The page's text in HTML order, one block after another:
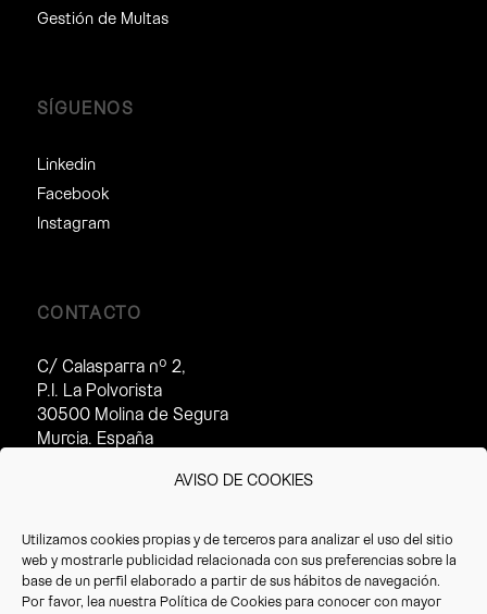
AVISO DE COOKIES
Utilizamos cookies propias y de terceros para analizar el uso del sitio
web y mostrarle publicidad relacionada con sus preferencias sobre la
base de un perfil elaborado a partir de sus hábitos de navegación.
Por favor, lea nuestra Política de Cookies para conocer con mayor
Gestión de Multas
SÍGUENOS
Linkedin
Facebook
Instagram
CONTACTO
C/ Calasparra nº 2,
P.I. La Polvorista
30500 Molina de Segura
Murcia. España
Horario de atención al cliente:
· Verano(15/07 – 15/09):
8:30 – 14:30h